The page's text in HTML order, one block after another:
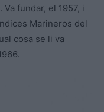
fundar, el 1957, i
Marineros del
cosa se li va